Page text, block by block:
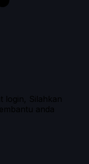
login, Silahkan
anda